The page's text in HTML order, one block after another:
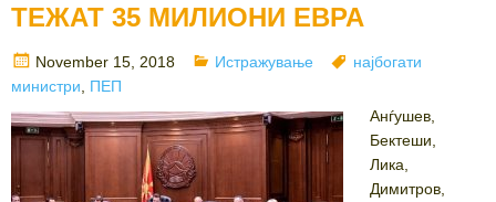
ТЕЖАТ 35 МИЛИОНИ ЕВРА
Posted
on
November 15, 2018 Categories
Истражување Tags
најбогати
министри
ПЕП
Анѓушев,
Бектеши,
Лика,
Димитров,